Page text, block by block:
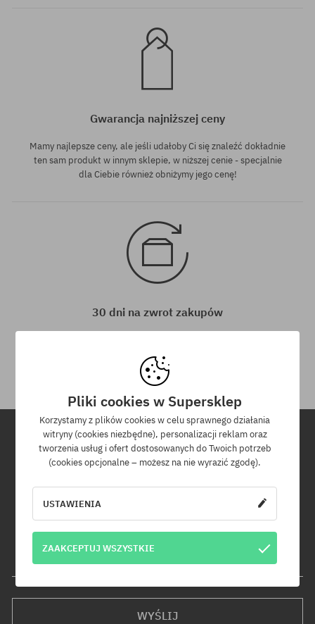
Gwarancja najniższej ceny
Mamy najlepsze ceny, ale jeśli udałoby Ci się znaleźć dokładnie
ten sam produkt w innym sklepie, w niższej cenie - specjalnie
dla Ciebie również obniżymy jego cenę!
30 dni na zwrot zakupów
otrzymania przesyłki.
Newsletter
Zapisz się do naszego newslettera, a dowiesz się jako pierwszy o
Dodatkowo otrzymasz kod rabatowy -5% na całe zamówienie!
Twój adres e-mail
WYŚLIJ
Pliki cookies w Supersklep
Korzystamy z plików cookies w celu sprawnego działania
witryny (cookies niezbędne), personalizacji reklam oraz
tworzenia usług i ofert dostosowanych do Twoich potrzeb
(cookies opcjonalne – możesz na nie wyrazić zgodę).
USTAWIENIA
ZAAKCEPTUJ WSZYSTKIE